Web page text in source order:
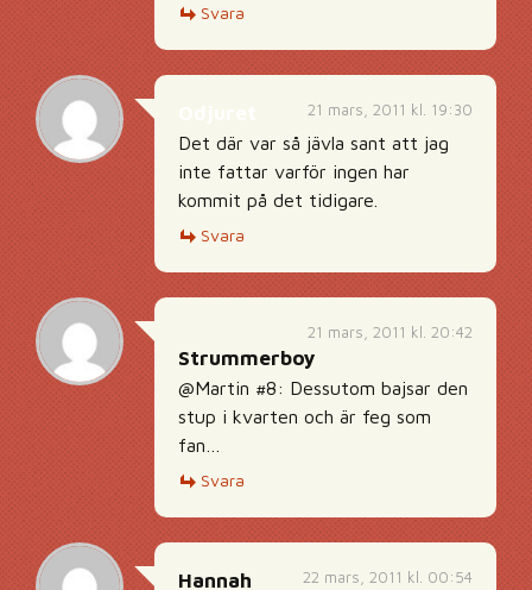
Svara
21 mars, 2011 kl. 19:30
Det där var så jävla sant att jag
inte fattar varför ingen har
kommit på det tidigare.
Svara
21 mars, 2011 kl. 20:42
Strummerboy
@Martin #8: Dessutom bajsar den
stup i kvarten och är feg som
fan…
Svara
22 mars, 2011 kl. 00:54
Hannah